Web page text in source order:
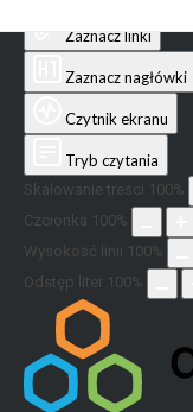
Zaznacz linki
Zaznacz nagłówki
Czytnik ekranu
Tryb czytania
Skalowanie treści 100%
Czcionka 100%
Wysokość linii 100%
Odstęp liter 100%